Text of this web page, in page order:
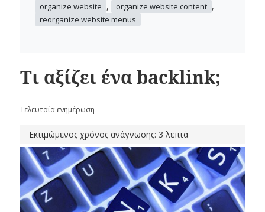
organize website , organize website content ,
reorganize website menus
Τι αξίζει ένα backlink;
Τελευταία ενημέρωση
Εκτιμώμενος χρόνος ανάγνωσης: 3 λεπτά